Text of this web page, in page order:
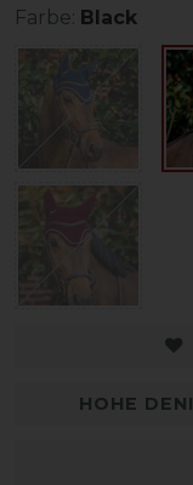
Farbe: Black
HOHE